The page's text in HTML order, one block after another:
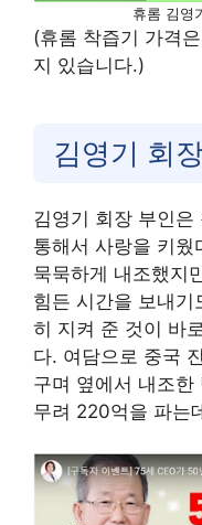
휴롬 김영
(휴롬 착즙기 가격
지 있습니다.)
김영기 회
김영기 회장 부인
통해서 사랑을 키웠
묵묵하게 내조했지
힘든 시간을 보내
히 지켜 준 것이 바
다. 여담으로 중국
구며 옆에서 내조한
무려 220억을 파는